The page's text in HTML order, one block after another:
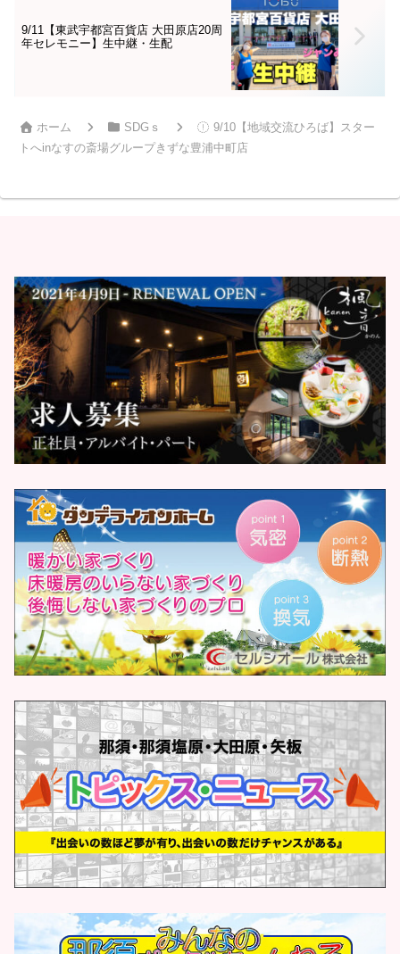
9/11【東武宇都宮百貨店 大田原店20周
年セレモニー】生中継・生配
ホーム SDGｓ
9/10【地域交流ひろば】スター
トへinなすの斎場グループきずな豊浦中町店